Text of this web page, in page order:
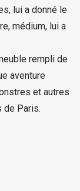
lui a donné le
médium, lui a
rempli de
aventure
et autres
de Paris.